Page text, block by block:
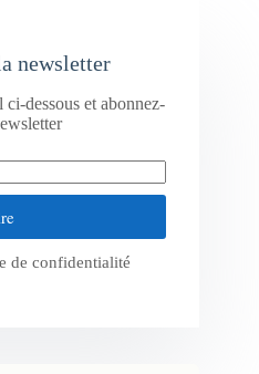
newsletter
ci-dessous et abonnez-
de confidentialité